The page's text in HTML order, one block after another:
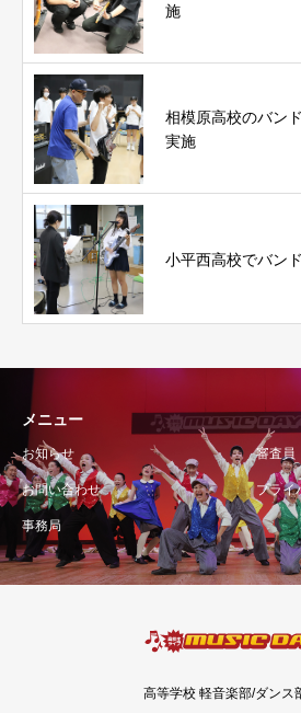
施
相模原高校のバン
実施
小平西高校でバン
メニュー
お知らせ 審査員
お問い合わせ プライ
事務局
高等学校 軽音楽部/ダンス